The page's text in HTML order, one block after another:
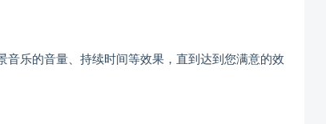
音乐的音量、持续时间等效果，直到达到您满意的效